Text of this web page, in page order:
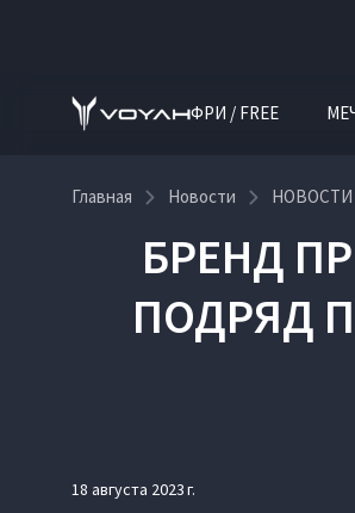
ФРИ / FREE
Главная Новости НОВОСТИ
БРЕНД
ПОДРЯД
18 августа 2023 г.